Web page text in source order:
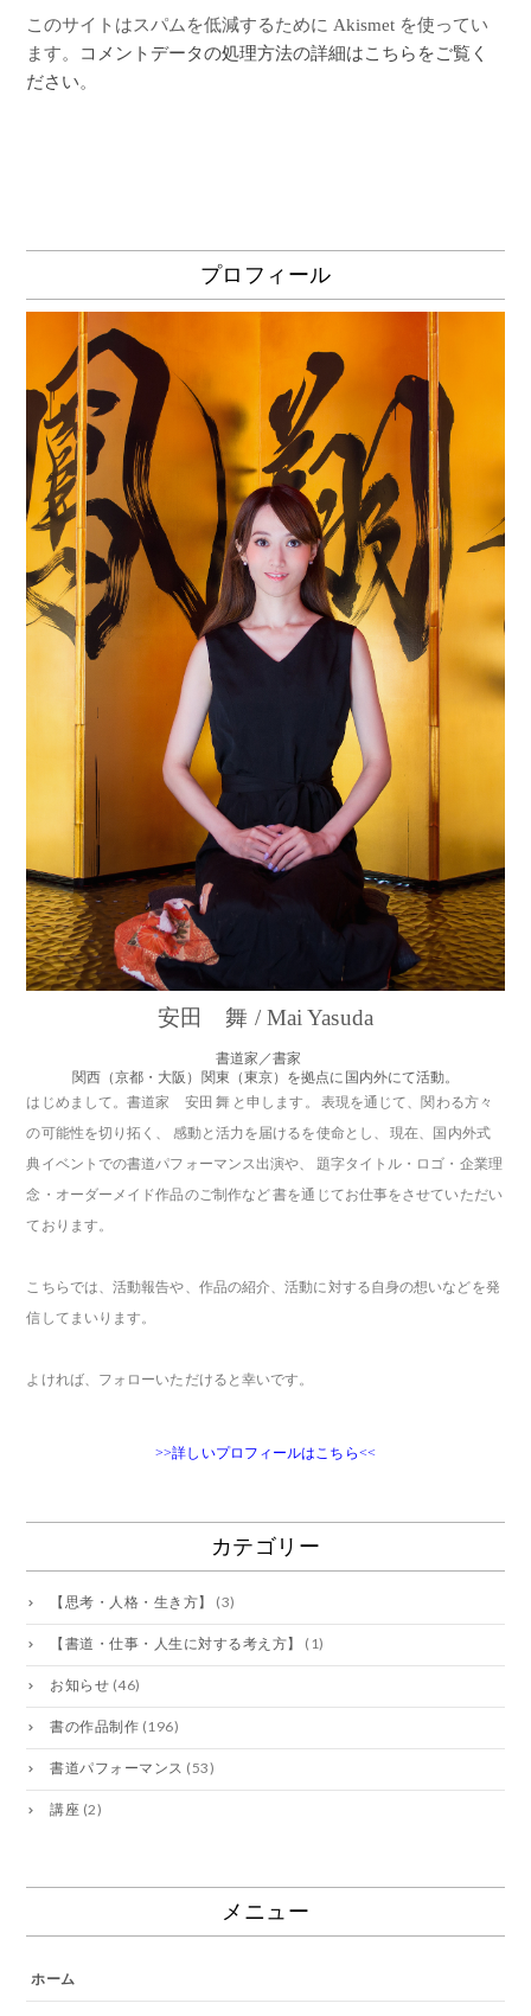
このサイトはスパムを低減するために Akismet を使ってい
ます。 コメントデータの処理方法の詳細はこちらをご覧く
ださい。
プロフィール
安田 舞 / Mai Yasuda
書道家／書家
関西（京都・大阪）関東（東京）を拠点に国内外にて活動。
はじめまして。書道家 安田 舞 と申します。 表現を通じて、関わる方々
の可能性を切り拓く、 感動と活力を届けるを使命とし、 現在、国内外式
典イベントでの書道パフォーマンス出演や、 題字タイトル・ロゴ・企業理
念・オーダーメイド作品のご制作など 書を通じてお仕事をさせていただい
ております。
こちらでは、活動報告や、作品の紹介、活動に対する自身の想いなどを発
信してまいります。
よければ、フォローいただけると幸いです。
>>詳しいプロフィールはこちら<<
カテゴリー
【思考・人格・生き方】 (3)
【書道・仕事・人生に対する考え方】 (1)
お知らせ (46)
書の作品制作 (196)
書道パフォーマンス (53)
講座 (2)
メニュー
ホーム